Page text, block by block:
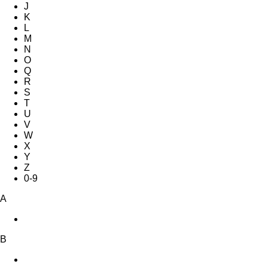
J
K
L
M
N
O
Q
R
S
T
U
V
W
X
Y
Z
0-9
A
B